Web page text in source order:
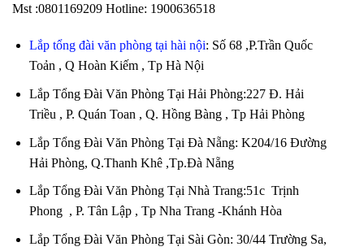
Mst :0801169209 Hotline: 1900636518
Lắp tổng đài văn phòng tại hài nội: Số 68 ,P.Trần Quốc
Toản , Q Hoàn Kiếm , Tp Hà Nội
Lắp Tổng Đài Văn Phòng Tại Hải Phòng:227 Đ. Hải
Triều , P. Quán Toan , Q. Hồng Bàng , Tp Hải Phòng
Lắp Tổng Đài Văn Phòng Tại Đà Nẵng: K204/16 Đường
Hải Phòng, Q.Thanh Khê ,Tp.Đà Nẵng
Lắp Tổng Đài Văn Phòng Tại Nhà Trang:51c Trịnh
Phong , P. Tân Lập , Tp Nha Trang -Khánh Hòa
Lắp Tổng Đài Văn Phòng Tại Sài Gòn: 30/44 Trường Sa,